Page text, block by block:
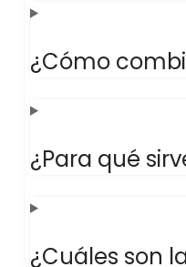
¿Cómo
¿Para qué
¿Cuáles son